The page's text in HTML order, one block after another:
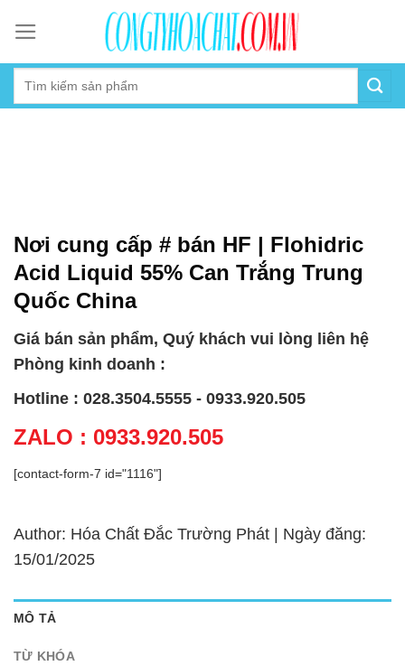
content
Nơi cung cấp # bán HF | Flohidric
Acid Liquid 55% Can Trắng Trung
Quốc China
Giá bán sản phẩm, Quý khách vui lòng liên hệ
Phòng kinh doanh :
Hotline : 028.3504.5555 - 0933.920.505
ZALO : 0933.920.505
[contact-form-7 id="1116"]
Author: Hóa Chất Đắc Trường Phát | Ngày đăng:
15/01/2025
MÔ TẢ
TỪ KHÓA